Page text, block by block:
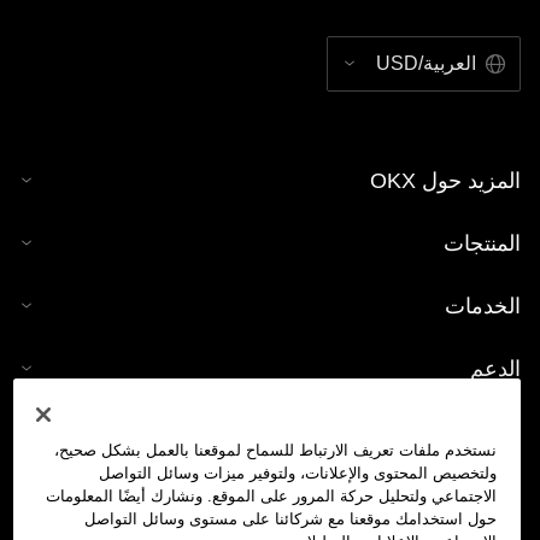
العربية/USD
المزيد حول OKX
المنتجات
الخدمات
الدعم
حاسبة العملات الرقمية
نستخدم ملفات تعريف الارتباط للسماح لموقعنا بالعمل بشكل صحيح،
ولتخصيص المحتوى والإعلانات، ولتوفير ميزات وسائل التواصل
الاجتماعي ولتحليل حركة المرور على الموقع. ونشارك أيضًا المعلومات
حول استخدامك موقعنا مع شركائنا على مستوى وسائل التواصل